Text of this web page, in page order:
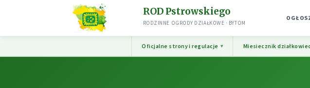
ROD Pstrowskiego
RODZINNE OGRODY DZIAŁKOWE · BYTOM
Oficjalne strony i regulacje Miesiecznik